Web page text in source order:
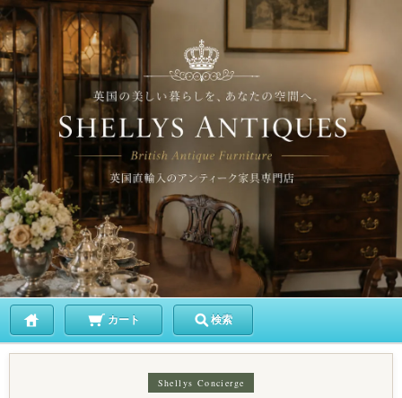
カート 検索
Shellys Concierge